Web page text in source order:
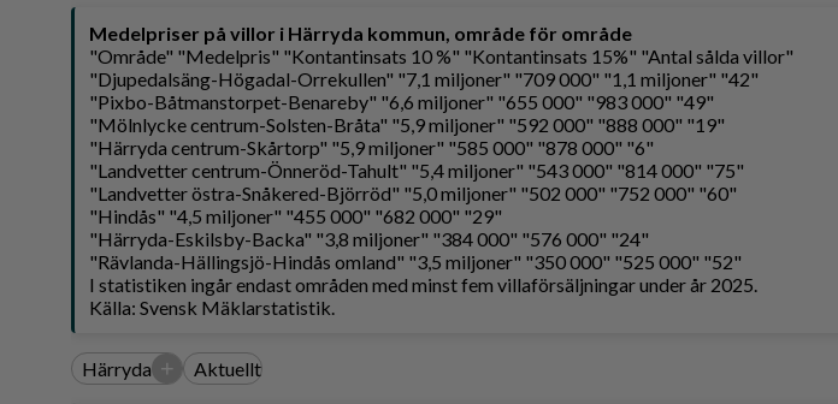
Medelpriser på villor i Härryda kommun, område för område
"Område" "Medelpris" "Kontantinsats 10 %" "Kontantinsats 15%" "Antal sålda villor"
"Djupedalsäng-Högadal-Orrekullen" "7,1 miljoner" "709 000" "1,1 miljoner" "42"
"Pixbo-Båtmanstorpet-Benareby" "6,6 miljoner" "655 000" "983 000" "49"
"Mölnlycke centrum-Solsten-Bråta" "5,9 miljoner" "592 000" "888 000" "19"
"Härryda centrum-Skårtorp" "5,9 miljoner" "585 000" "878 000" "6"
"Landvetter centrum-Önneröd-Tahult" "5,4 miljoner" "543 000" "814 000" "75"
"Landvetter östra-Snåkered-Björröd" "5,0 miljoner" "502 000" "752 000" "60"
"Hindås" "4,5 miljoner" "455 000" "682 000" "29"
"Härryda-Eskilsby-Backa" "3,8 miljoner" "384 000" "576 000" "24"
"Rävlanda-Hällingsjö-Hindås omland" "3,5 miljoner" "350 000" "525 000" "52"
I statistiken ingår endast områden med minst fem villaförsäljningar under år 2025.
Källa: Svensk Mäklarstatistik.
Härryda + Aktuellt